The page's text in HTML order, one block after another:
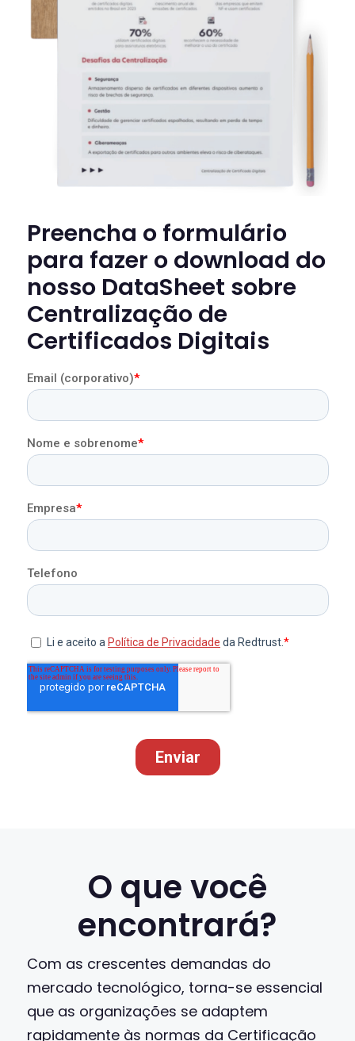
Preencha o formulário
para fazer o download do
nosso DataSheet sobre
Centralização de
Certificados Digitais
O que você
encontrará?
Com as crescentes demandas do
mercado tecnológico, torna-se essencial
que as organizações se adaptem
rapidamente às normas da Certificação